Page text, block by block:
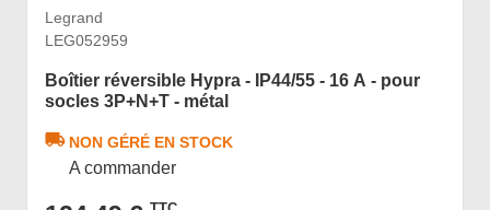
Legrand
LEG052959
Boîtier réversible Hypra - IP44/55 - 16 A - pour
socles 3P+N+T - métal
NON GÉRÉ EN STOCK
A commander